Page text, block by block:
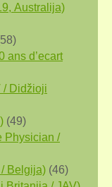
Аustralija)
ans d’ecart
/ Didžioji
(49)
Physician /
Belgija) (46)